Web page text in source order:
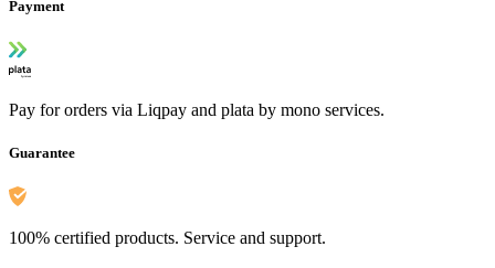
Payment
Pay for orders via Liqpay and plata by mono services.
Guarantee
100% certified products. Service and support.